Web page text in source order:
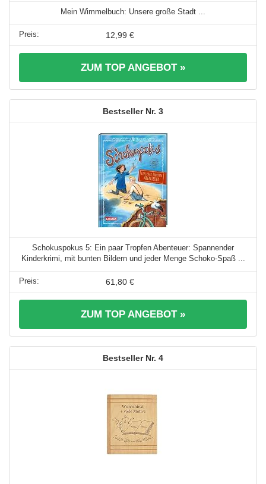
Mein Wimmelbuch: Unsere große Stadt ...
12,99 €
ZUM TOP ANGEBOT »
3
Schokuspokus 5: Ein paar Tropfen Abenteuer: Spannender
Kinderkrimi, mit bunten Bildern und jeder Menge Schoko-Spaß ...
61,80 €
ZUM TOP ANGEBOT »
4